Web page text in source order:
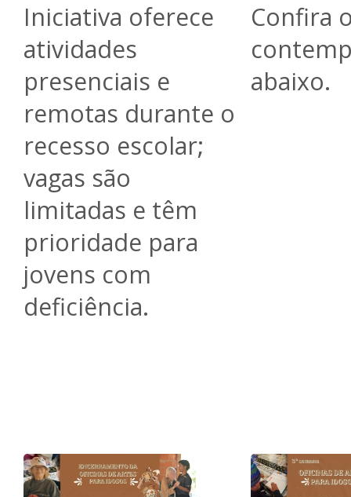
Iniciativa oferece
atividades
presenciais e
remotas durante o
recesso escolar;
vagas são
limitadas e têm
prioridade para
jovens com
deficiência.
Confira
abaixo.